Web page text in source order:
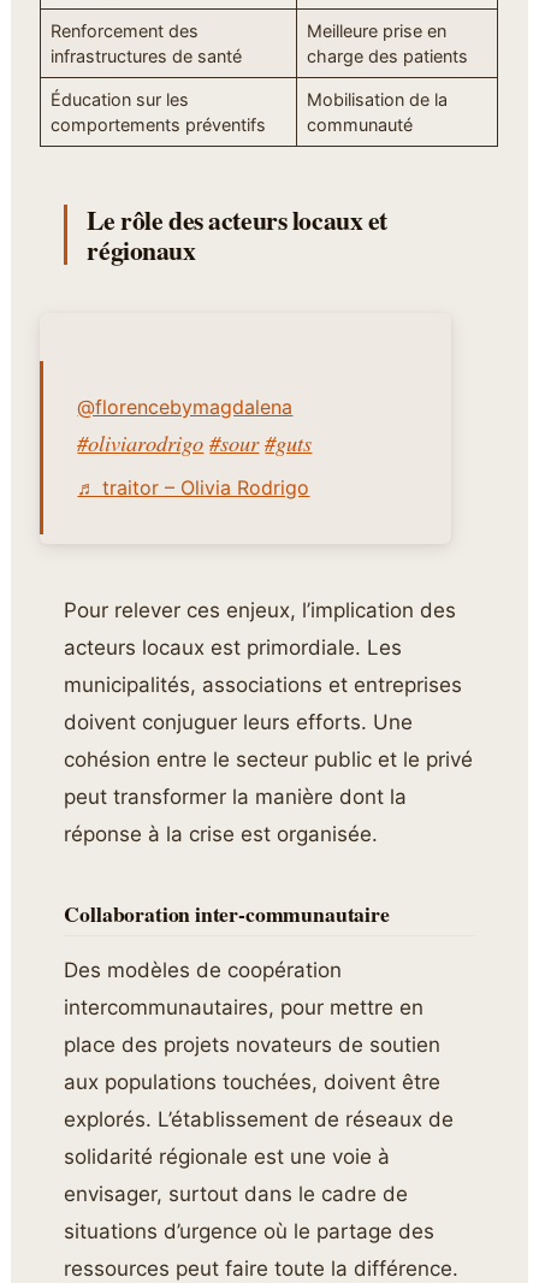
Renforcement des
infrastructures de santé
Meilleure prise en
charge des patients
Éducation sur les
comportements préventifs
Mobilisation de la
communauté
Le rôle des acteurs locaux et
régionaux
@florencebymagdalena
#oliviarodrigo #sour #guts
♬ traitor – Olivia Rodrigo
Pour relever ces enjeux, l’implication des
acteurs locaux est primordiale. Les
municipalités, associations et entreprises
doivent conjuguer leurs efforts. Une
cohésion entre le secteur public et le privé
peut transformer la manière dont la
réponse à la crise est organisée.
Collaboration inter-communautaire
Des modèles de coopération
intercommunautaires, pour mettre en
place des projets novateurs de soutien
aux populations touchées, doivent être
explorés. L’établissement de réseaux de
solidarité régionale est une voie à
envisager, surtout dans le cadre de
situations d’urgence où le partage des
ressources peut faire toute la différence.